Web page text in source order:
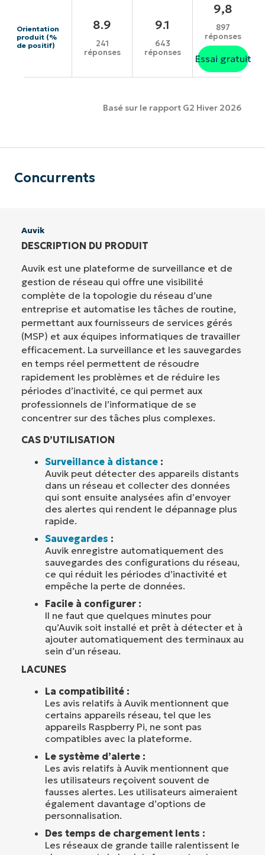
Orientation
produit (%
de positif)
8.9
241
réponses
9.1
643
réponses
9,8
897
réponses
Essai gratuit
Basé sur le rapport G2 Hiver 2026
Concurrents
Auvik
DESCRIPTION DU PRODUIT
Auvik est une plateforme de surveillance et de
gestion de réseau qui offre une visibilité
complète de la topologie du réseau d’une
entreprise et automatise les tâches de routine,
permettant aux fournisseurs de services gérés
(MSP) et aux équipes informatiques de travailler
efficacement. La surveillance et les sauvegardes
en temps réel permettent de résoudre
rapidement les problèmes et de réduire les
périodes d’inactivité, ce qui permet aux
professionnels de l’informatique de se
concentrer sur des tâches plus complexes.
CAS D’UTILISATION
Surveillance à distance :
Auvik peut détecter des appareils distants
dans un réseau et collecter des données
qui sont ensuite analysées afin d’envoyer
des alertes qui rendent le dépannage plus
rapide.
Sauvegardes :
Auvik enregistre automatiquement des
sauvegardes des configurations du réseau,
ce qui réduit les périodes d’inactivité et
empêche la perte de données.
Facile à configurer :
Il ne faut que quelques minutes pour
qu’Auvik soit installé et prêt à détecter et à
ajouter automatiquement des terminaux au
sein d’un réseau.
LACUNES
La compatibilité :
Les avis relatifs à Auvik mentionnent que
certains appareils réseau, tel que les
appareils Raspberry Pi, ne sont pas
compatibles avec la plateforme.
Le système d’alerte :
Les avis relatifs à Auvik mentionnent que
les utilisateurs reçoivent souvent de
fausses alertes. Les utilisateurs aimeraient
également davantage d’options de
personnalisation.
Des temps de chargement lents :
Les réseaux de grande taille ralentissent le